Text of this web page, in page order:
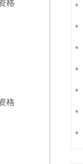
格
格
•
•
•
•
•
•
•